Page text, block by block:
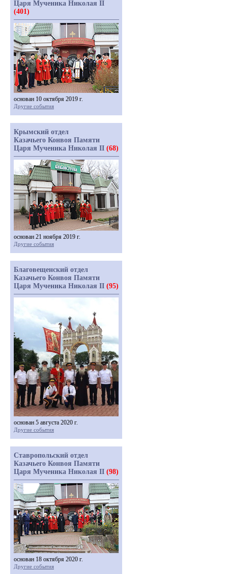
Царя Мученика Николая II
(401)
основан 10 октября 2019 г.
Другие события
Крымский отдел
Казачьего Конвоя Памяти
Царя Мученика Николая II (68)
основан 21 ноября 2019 г.
Другие события
Благовещенский отдел
Казачьего Конвоя Памяти
Царя Мученика Николая II (95)
основан 5 августа 2020 г.
Другие события
Ставропольский отдел
Казачьего Конвоя Памяти
Царя Мученика Николая II (98)
основан 18 октября 2020 г.
Другие события